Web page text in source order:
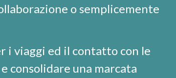
o semplicemente
i viaggi ed il contatto con le
consolidare una marcata